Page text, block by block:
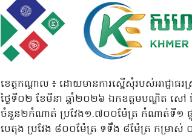
ខេត្តកណ្តាល ៖ ដោយមានការស្នើសុំរបស់អាជ្ញា
ថ្ងៃទី០២ ខែមីនា ឆ្នាំ២០២៦ ឯកឧត្តមបណ្ឌិត សៅ ជី
ចំនួន២កំណាត់ ប្រវែង១.៧០០ម៉ែត្រ កំណាត់ទី១ ផ្
បេតុង ប្រវែង ៨០០ម៉ែត្រ ទទឹង ៨ម៉ែត្រ កម្រាស់